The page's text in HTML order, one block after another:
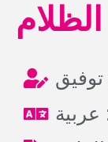
توفيق
عربية